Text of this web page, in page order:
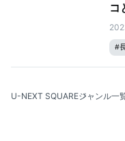
コ
#
U-NEXT SQUAREジャンル一